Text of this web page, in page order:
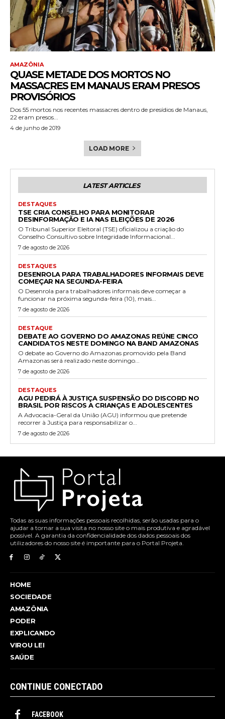
AMAZÔNIA
QUASE METADE DOS MORTOS NO
MASSACRES EM MANAUS ERAM PRESOS
PROVISÓRIOS
Dos 55 mortos nos recentes massacres dentro de presídios de Manaus,
22 eram presos...
4 de junho de 2019
LOAD MORE
LATEST ARTICLES
DESTAQUES
TSE CRIA CONSELHO PARA MONITORAR
DESINFORMAÇÃO E IA NAS ELEIÇÕES DE 2026
O Tribunal Superior Eleitoral (TSE) oficializou a criação do
Conselho Consultivo sobre Integridade Informacional...
7 de agosto de 2026
DESTAQUES
DESENROLA PARA TRABALHADORES INFORMAIS DEVE
COMEÇAR NA SEGUNDA-FEIRA
O Desenrola para trabalhadores informais deve começar a
funcionar na próxima segunda-feira (10), mais...
7 de agosto de 2026
DESTAQUE
DEBATE AO GOVERNO DO AMAZONAS REÚNE CINCO
CANDIDATOS NESTE DOMINGO NA BAND AMAZONAS
O debate ao Governo do Amazonas promovido pela Band
Amazonas será realizado neste domingo...
7 de agosto de 2026
DESTAQUES
AGU PEDIRÁ À JUSTIÇA SUSPENSÃO DO DISCORD NO
BRASIL POR RISCOS A CRIANÇAS E ADOLESCENTES
A Advocacia-Geral da União (AGU) informou que pretende
recorrer à Justiça para responsabilizar o...
7 de agosto de 2026
Todas as suas informações pessoais recolhidas, serão usadas para o
ajudar a tornar a sua visita no nosso site o mais produtiva e agradável
possível. A garantia da confidencialidade dos dados pessoais dos
utilizadores do nosso site é importante para o Portal Projeta.
HOME
SOCIEDADE
AMAZÔNIA
PODER
EXPLICANDO
VIROU LEI
SAÚDE
CONTINUE CONECTADO
FACEBOOK